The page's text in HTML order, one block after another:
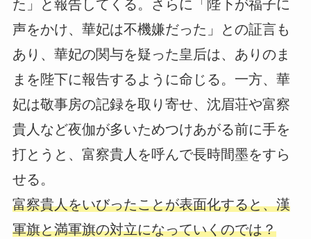
た」と報告してくる。さらに「陛下が福子に
声をかけ、華妃は不機嫌だった」との証言も
あり、華妃の関与を疑った皇后は、ありのま
まを陛下に報告するように命じる。一方、華
妃は敬事房の記録を取り寄せ、沈眉荘や富察
貴人など夜伽が多いためつけあがる前に手を
打とうと、富察貴人を呼んで長時間墨をすら
せる。
富察貴人をいびったことが表面化すると、漢
軍旗と満軍旗の対立になっていくのでは？